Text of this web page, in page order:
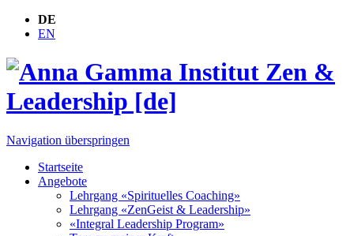
DE
EN
Navigation überspringen
Startseite
Angebote
Lehrgang «Spirituelles Coaching»
Lehrgang «ZenGeist & Leadership»
«Integral Leadership Program»